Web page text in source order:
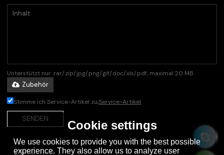
Unterstützt nur .rar/.zip/.jpg/.png/.gif/.doc/.xls/.pdf, maximal 20 MB
Zubehör
Stimme ich Service-Artikel zu,Service-Artikel
SENDEN Cookie settings
We use cookies to provide you with the best possible
experience. They also allow us to analyze user